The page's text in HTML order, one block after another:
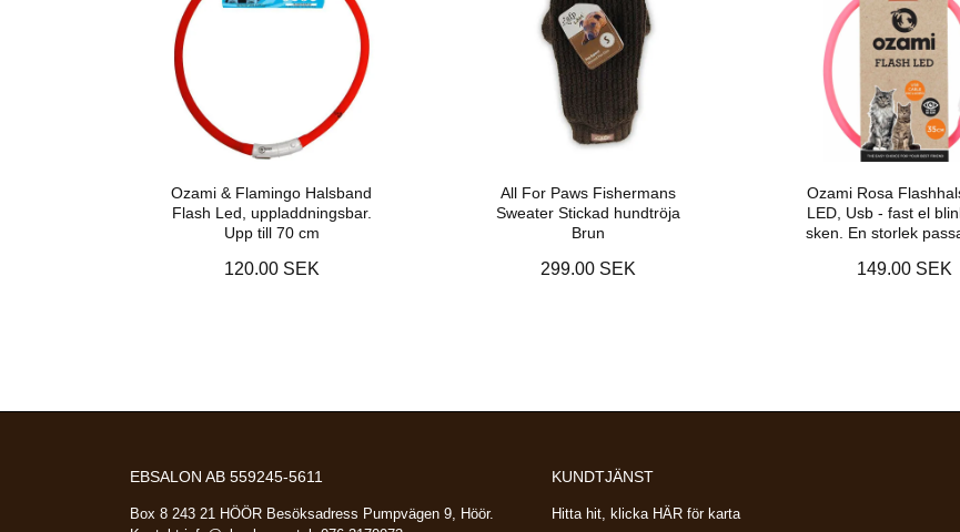
Ozami & Flamingo Halsband
Flash Led, uppladdningsbar.
Upp till 70 cm
120.00 SEK
All For Paws Fishermans
Sweater Stickad hundtröja
Brun
299.00 SEK
Ozami Rosa
LED, Usb - fast el
sken. En storlek
149.00 SEK
EBSALON AB 559245-5611
Box 8 243 21 HÖÖR Besöksadress Pumpvägen 9, Höör.
KUNDTJÄNST
Hitta hit, klicka HÄR för karta